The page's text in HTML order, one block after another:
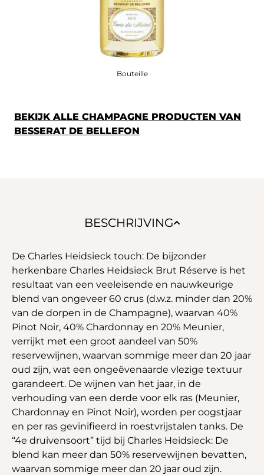
Bouteille
BEKIJK ALLE CHAMPAGNE PRODUCTEN VAN
BESSERAT DE BELLEFON
BESCHRIJVING
De Charles Heidsieck touch: De bijzonder
herkenbare Charles Heidsieck Brut Réserve is het
resultaat van een veeleisende en nauwkeurige
blend van ongeveer 60 crus (d.w.z. minder dan 20%
van de dorpen in de Champagne), waarvan 40%
Pinot Noir, 40% Chardonnay en 20% Meunier,
verrijkt met een groot aandeel van 50%
reservewijnen, waarvan sommige meer dan 20 jaar
oud zijn, wat een ongeëvenaarde vlezige textuur
garandeert. De wijnen van het jaar, in de
verhouding van een derde voor elk ras (Meunier,
Chardonnay en Pinot Noir), worden per oogstjaar
en per ras gevinifieerd in roestvrijstalen tanks. De
“4e druivensoort” tijd bij Charles Heidsieck: De
blend kan meer dan 50% reservewijnen bevatten,
waarvan sommige meer dan 20 jaar oud zijn.